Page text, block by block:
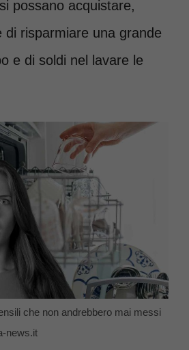
possano acquistare,
di risparmiare una grande
e di soldi nel lavare le
che non andrebbero mai messi
news.it